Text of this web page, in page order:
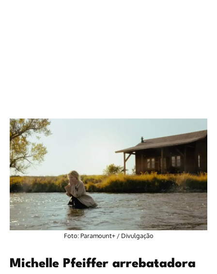
Foto: Paramount+ / Divulgação
Michelle Pfeiffer arrebatadora